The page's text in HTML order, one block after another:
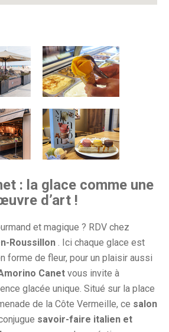
: la glace comme une
d’art !
et magique ? RDV chez
Roussillon . Ici chaque glace est
forme de fleur, pour un plaisir aussi
Canet vous invite à
glacée unique. Situé sur la place
de la Côte Vermeille, ce salon
savoir-faire italien et